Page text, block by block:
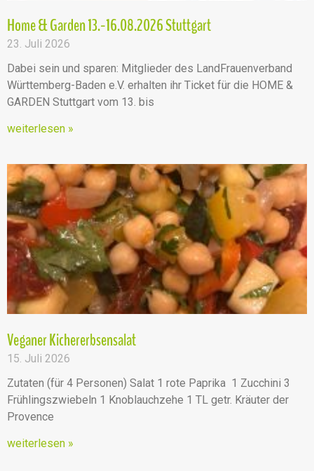
Home & Garden 13.-16.08.2026 Stuttgart
23. Juli 2026
Dabei sein und sparen: Mitglieder des LandFrauenverband
Württemberg-Baden e.V. erhalten ihr Ticket für die HOME &
GARDEN Stuttgart vom 13. bis
weiterlesen »
Veganer Kichererbsensalat
15. Juli 2026
Zutaten (für 4 Personen) Salat 1 rote Paprika 1 Zucchini 3
Frühlingszwiebeln 1 Knoblauchzehe 1 TL getr. Kräuter der
Provence
weiterlesen »